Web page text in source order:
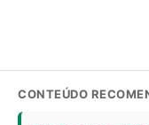
CONTEÚDO